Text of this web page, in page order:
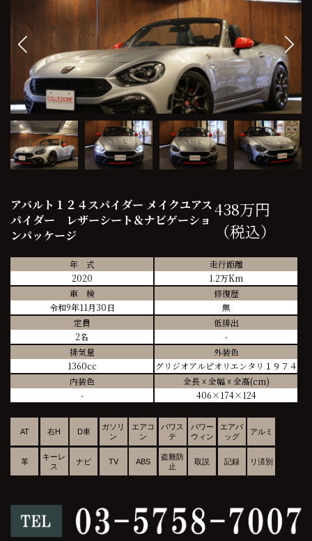
アバルト１２４スパイダー メイクユアス
パイダー レザーシート＆ナビゲーショ
ンパッケージ
438万円
（税込）
年 式
2020
走行距離
1.2万Km
車 検
令和9年11月30日
修復歴
無
定員
2名
低排出
-
排気量
1360cc
外装色
グリジオアルピオリエンタリ１９７４
内装色
-
全長 ☓ 全幅 ☓ 全高(cm)
406×174×124
AT 右H D車
ガソリ
ン
エアコ
ン
パワス
テ
パワー
ウィン
エアバ
ッグ
アルミ
革
キーレ
ス
ナビ TV ABS
盗難防
止
取説 記録 リ済別